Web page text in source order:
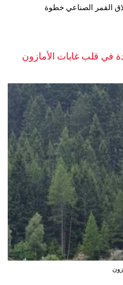
القمر الصناعي خطوة
في قلب غابات الأمازون